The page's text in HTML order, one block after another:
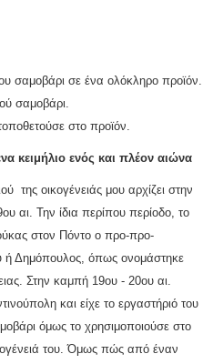
σαμοβάρι σε ένα ολόκληρο προϊόν.
σαμοβάρι.
στο προϊόν.
κειμήλιο ενός και πλέον αιώνα
της οικογένειάς μου αρχίζει στην
αι. Την ίδια περίπου περίοδο, το
στον Πόντο ο προ-προ-
Δημόπουλος, όπως ονομάστηκε
Στην καμπή 19ου - 20ου αι.
και είχε το εργαστήριό του
όμως το χρησιμοποιούσε στο
του. Όμως πώς από έναν